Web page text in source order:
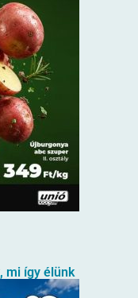
mi így élünk